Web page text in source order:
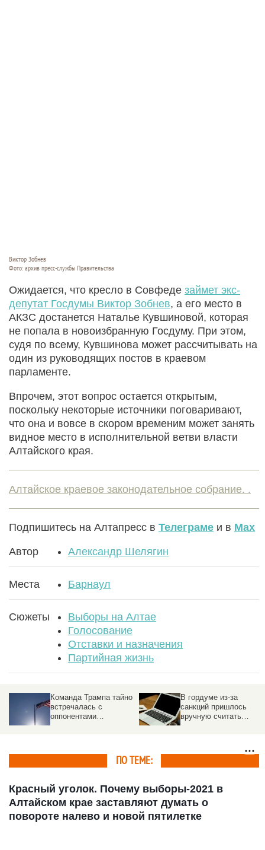
Виктор Зобнев
Фото: архив пресс-службы Правительства
Ожидается, что кресло в Совфеде займет экс-
депутат Госдумы Виктор Зобнев, а его место в
АКЗС достанется Наталье Кувшиновой, которая
не попала в новоизбранную Госдуму. При этом,
судя по всему, Кувшинова может рассчитывать на
один из руководящих постов в краевом
парламенте.
Впрочем, этот вопрос остается открытым,
поскольку некоторые источники поговаривают,
что она и вовсе в скором временим может занять
видное место в исполнительной ветви власти
Алтайского края.
Алтайское краевое законодательное собрание. .
Подпишитесь на Алтапресс в Телеграме и в Max
Автор Александр Шелягин
Места Барнаул
Сюжеты
Выборы на Алтае
Голосование
Отставки и назначения
Партийная жизнь
Отключат телефонную
связь во время
конклава по выборам
В Барнауле открыли
онлайн-голосование
объекты
ПО ТЕМЕ:
Красный уголок. Почему выборы-2021 в
Алтайском крае заставляют думать о
повороте налево и новой пятилетке